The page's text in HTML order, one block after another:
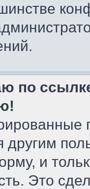
по
и
Это